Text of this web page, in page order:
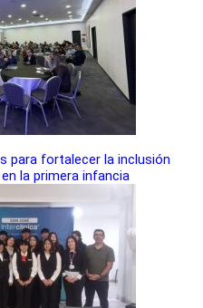
para fortalecer la inclusión
la primera infancia